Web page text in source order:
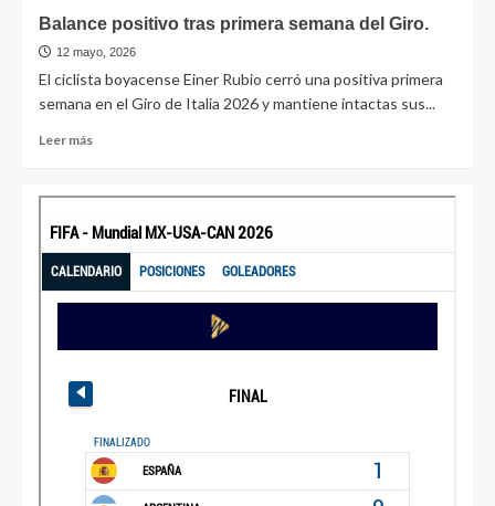
Balance positivo tras primera semana del Giro.
12 mayo, 2026
El ciclista boyacense Einer Rubio cerró una positiva primera
semana en el Giro de Italia 2026 y mantiene intactas sus...
Leer más